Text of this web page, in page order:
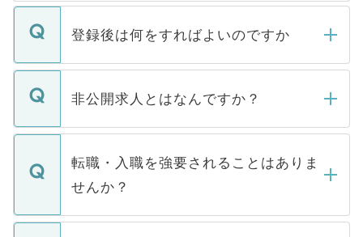
登録後は何をすればよいのですか
ご登録いただきましたら、弊社担当者がご
登録内容を確認し、その後メールもしくは
ます。通常、5営業日以内にはご連絡をせて
いただきますので、しばらくお待ちくださ
い。
非公開求人とはなんですか？
マイナビDOCTORで取り扱っている求人の
うち約3割は、Webサイトからご覧いただ
けない「非公開求人」です。非公開求人は
下記の理由によって、一般には公開してい
ません。
転職・入職を強要されることはありま
せんか？
転職・入職を強要することは一切ありませ